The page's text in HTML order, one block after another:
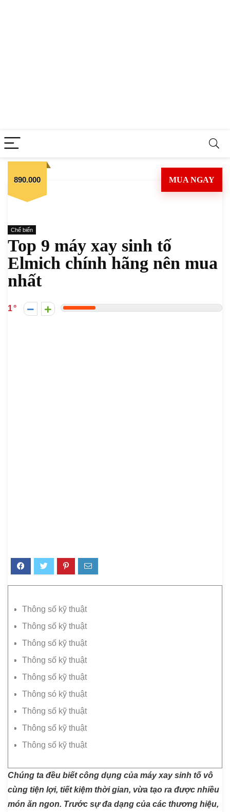
890.000 MUA NGAY
Chế biến
Top 9 máy xay sinh tố
Elmich chính hãng nên mua
nhất
1
Thông số kỹ thuật
Thông số kỹ thuật
Thông số kỹ thuật
Thông số kỹ thuật
Thông số kỹ thuật
Thông só kỹ thuật
Thông số kỹ thuật
Thông số kỹ thuật
Thông số kỹ thuật
Chúng ta đều biết công dụng của máy xay sinh tố vô
cùng tiện lợi, tiết kiệm thời gian, vừa tạo ra được nhiều
món ăn ngon. Trước sự đa dạng của các thương hiệu,